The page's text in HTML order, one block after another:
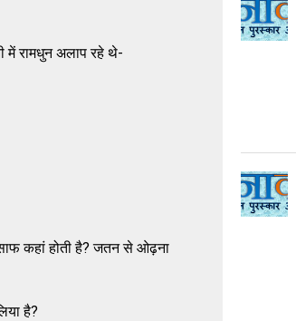
में रामधुन अलाप रहे थे-
कहां होती है? जतन से ओढ़ना
है?